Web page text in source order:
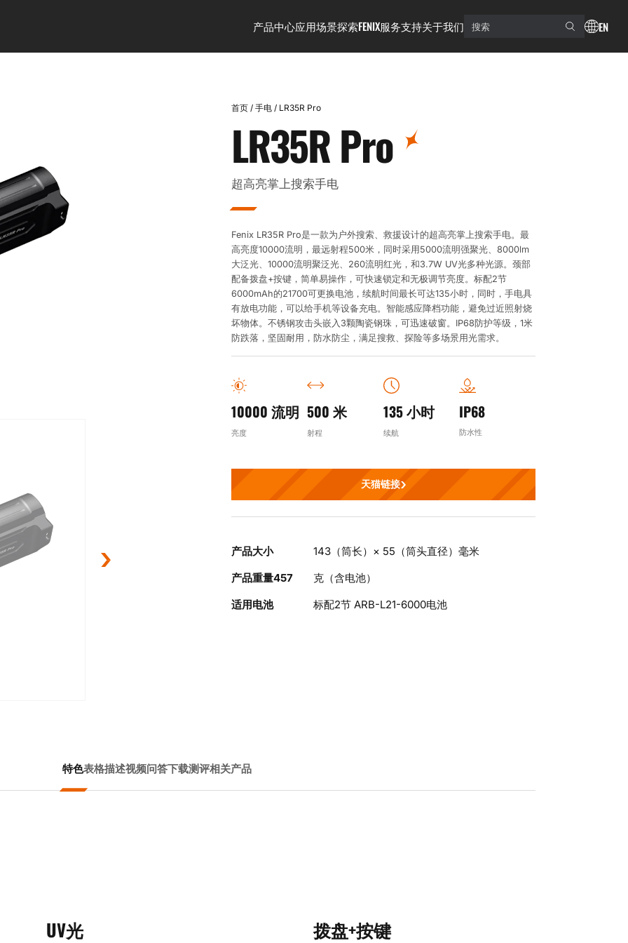
产品中心应用场景探索FENIX服务支持关于我们 EN
首页/ 手电/ LR35R Pro
LR35R Pro
超高亮掌上搜索手电
Fenix LR35R Pro是一款为户外搜索、救援设计的超高亮掌上搜索手电。最
高亮度10000流明，最远射程500米，同时采用5000流明强聚光、8000lm
大泛光、10000流明聚泛光、260流明红光，和3.7W UV光多种光源。颈部
配备拨盘+按键，简单易操作，可快速锁定和无极调节亮度。标配2节
6000mAh的21700可更换电池，续航时间最长可达135小时，同时，手电具
有放电功能，可以给手机等设备充电。智能感应降档功能，避免过近照射烧
坏物体。不锈钢攻击头嵌入3颗陶瓷钢珠，可迅速破窗。IP68防护等级，1米
防跌落，坚固耐用，防水防尘，满足搜救、探险等多场景用光需求。
10000 流明
亮度
500 米
射程
135 小时
续航
IP68
防水性
天猫链接
产品大小
143（筒长）× 55（筒头直径）毫米
产品重量457
克（含电池）
适用电池
标配2节 ARB-L21-6000电池
特色表格描述视频问答下载测评相关产品
UV光 拨盘+按键